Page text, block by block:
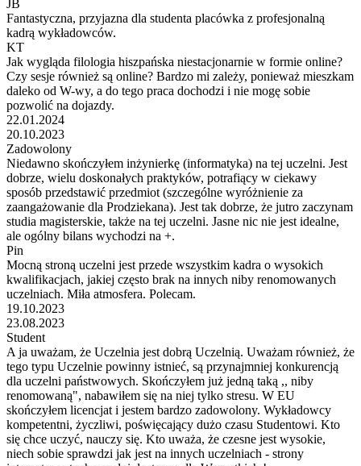
JB
Fantastyczna, przyjazna dla studenta placówka z profesjonalną
kadrą wykładowców.
KT
Jak wygląda filologia hiszpańska niestacjonarnie w formie online?
Czy sesje również są online? Bardzo mi zależy, ponieważ mieszkam
daleko od W-wy, a do tego praca dochodzi i nie mogę sobie
pozwolić na dojazdy.
22.01.2024
20.10.2023
Zadowolony
Niedawno skończyłem inżynierkę (informatyka) na tej uczelni. Jest
dobrze, wielu doskonałych praktyków, potrafiący w ciekawy
sposób przedstawić przedmiot (szczególne wyróżnienie za
zaangażowanie dla Prodziekana). Jest tak dobrze, że jutro zaczynam
studia magisterskie, także na tej uczelni. Jasne nic nie jest idealne,
ale ogólny bilans wychodzi na +.
Pin
Mocną stroną uczelni jest przede wszystkim kadra o wysokich
kwalifikacjach, jakiej często brak na innych niby renomowanych
uczelniach. Miła atmosfera. Polecam.
19.10.2023
23.08.2023
Student
A ja uważam, że Uczelnia jest dobrą Uczelnią. Uważam również, że
tego typu Uczelnie powinny istnieć, są przynajmniej konkurencją
dla uczelni państwowych. Skończyłem już jedną taką ,, niby
renomowaną", nabawiłem się na niej tylko stresu. W EU
skończyłem licencjat i jestem bardzo zadowolony. Wykładowcy
kompetentni, życzliwi, poświęcający dużo czasu Studentowi. Kto
się chce uczyć, nauczy się. Kto uważa, że czesne jest wysokie,
niech sobie sprawdzi jak jest na innych uczelniach - strony